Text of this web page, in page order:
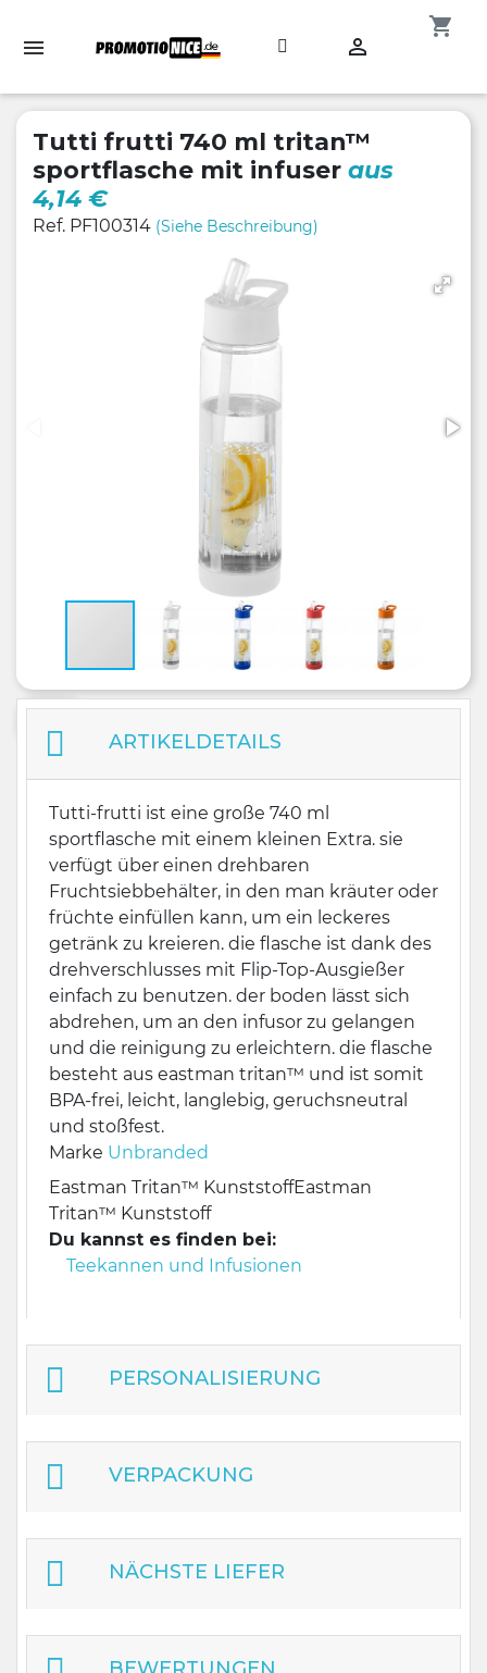

shopping_cart
Tutti frutti 740 ml tritan™
sportflasche mit infuser aus
4,14 €
Ref. PF100314 (Siehe Beschreibung)
ARTIKELDETAILS
Tutti-frutti ist eine große 740 ml
sportflasche mit einem kleinen Extra. sie
verfügt über einen drehbaren
Fruchtsiebbehälter, in den man kräuter oder
früchte einfüllen kann, um ein leckeres
getränk zu kreieren. die flasche ist dank des
drehverschlusses mit Flip-Top-Ausgießer
einfach zu benutzen. der boden lässt sich
abdrehen, um an den infusor zu gelangen
und die reinigung zu erleichtern. die flasche
besteht aus eastman tritan™ und ist somit
BPA-frei, leicht, langlebig, geruchsneutral
und stoßfest.
Marke Unbranded
Eastman Tritan™ KunststoffEastman
Tritan™ Kunststoff
Du kannst es finden bei:
Teekannen und Infusionen
PERSONALISIERUNG
VERPACKUNG
NÄCHSTE LIEFER